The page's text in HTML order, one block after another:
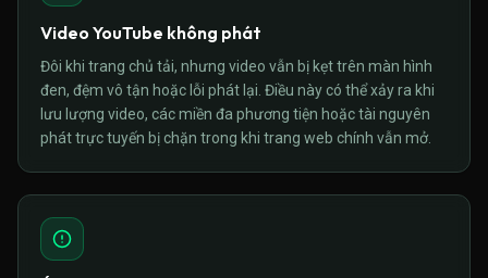
Video YouTube không phát
Đôi khi trang chủ tải, nhưng video vẫn bị kẹt trên màn hình
đen, đệm vô tận hoặc lỗi phát lại. Điều này có thể xảy ra khi
lưu lượng video, các miền đa phương tiện hoặc tài nguyên
phát trực tuyến bị chặn trong khi trang web chính vẫn mở.